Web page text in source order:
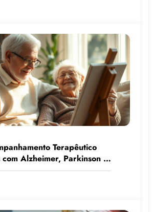
Terapêutico
Alzheimer, Parkinson e